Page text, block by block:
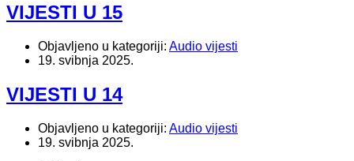
VIJESTI U 15
Objavljeno u kategoriji: Audio vijesti
19. svibnja 2025.
VIJESTI U 14
Objavljeno u kategoriji: Audio vijesti
19. svibnja 2025.